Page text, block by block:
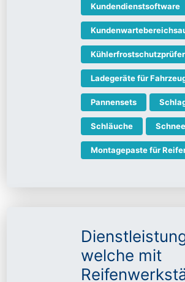
Kundendienstsoftware
Kühlerfrostschutzprüfer
Ladegeräte für
Pannensets
Schläuche
Montagepaste für
welche mit